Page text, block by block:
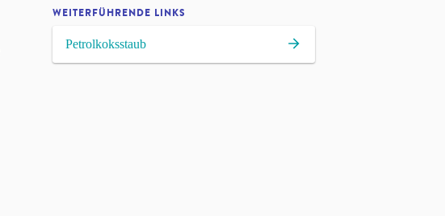
WEITERFÜHRENDE LINKS
Petrolkoksstaub